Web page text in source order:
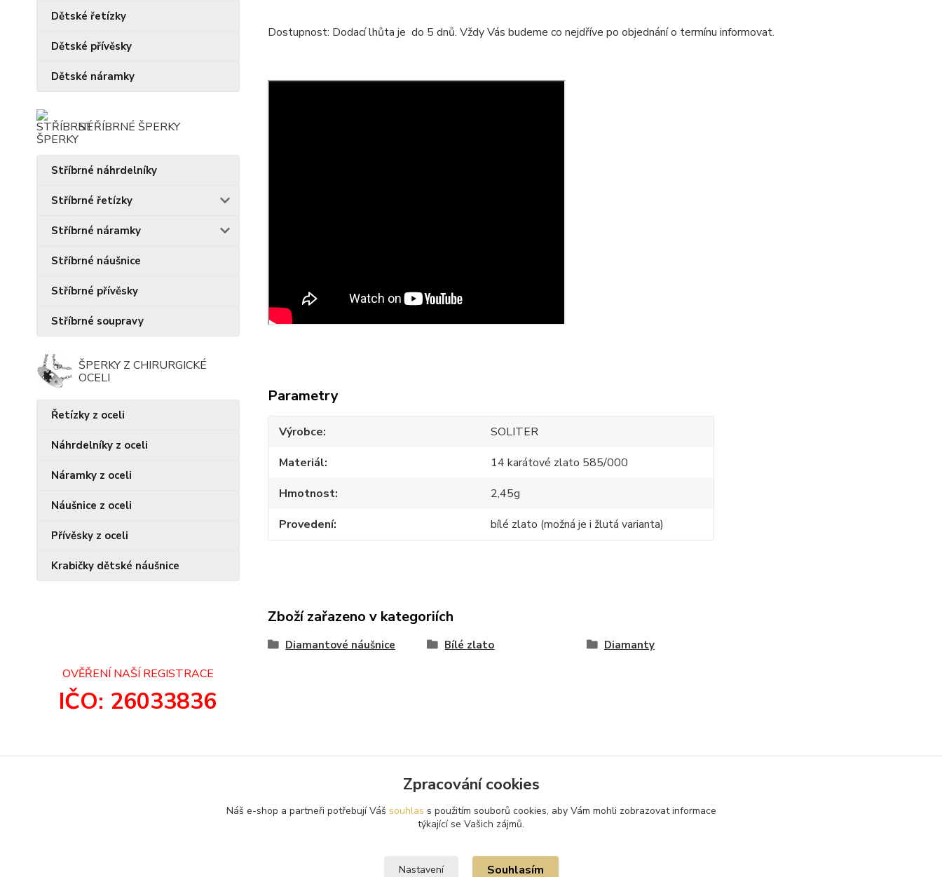
Dětské řetízky
Dětské přívěsky
Dětské náramky
STŘÍBRNÉ ŠPERKY
Stříbrné náhrdelníky
Stříbrné řetízky
Stříbrné náramky
Stříbrné náušnice
Stříbrné přívěsky
Stříbrné soupravy
ŠPERKY Z CHIRURGICKÉ
OCELI
Řetízky z oceli
Náhrdelníky z oceli
Náramky z oceli
Náušnice z oceli
Přívěsky z oceli
Krabičky dětské náušnice
OVĚŘENÍ NAŠÍ REGISTRACE
IČO: 26033836
Dostupnost: Dodací lhůta je do 5 dnů. Vždy Vás budeme co nejdříve po objednání o termínu informovat.
Parametry
Výrobce
SOLITER
Materiál
14 karátové zlato 585/000
Hmotnost
2,45g
Provedení
bílé zlato (možná je i žlutá varianta)
Zboží zařazeno v kategoriích
Diamantové náušnice Bílé zlato Diamanty
Zpracování cookies
Náš e-shop a partneři potřebují Váš souhlas s použitím souborů cookies, aby Vám mohli zobrazovat informace
týkající se Vašich zájmů.
Nastavení Souhlasím